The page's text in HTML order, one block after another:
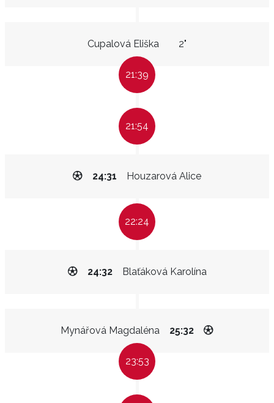
Cupalová Eliška 2"
21:39
21:54
Houzarová Alice
24:31
22:24
Blaťáková Karolína
24:32
Mynářová Magdaléna 25:32
23:53